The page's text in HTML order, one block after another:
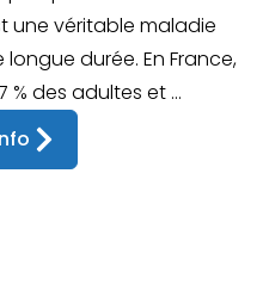
une véritable maladie
durée. En France,
% des adultes et ...